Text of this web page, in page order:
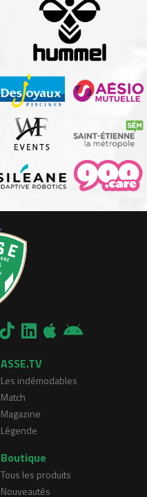
ASSE.TV
Les indémodables
Match
Magazine
Légende
Boutique
Tous les produits
Nouveautés